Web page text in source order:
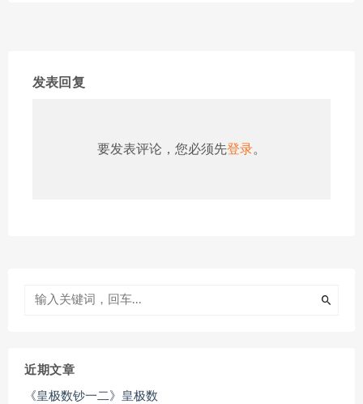
发表回复
要发表评论，您必须先登录。
近期文章
《皇极数钞一二》皇极数